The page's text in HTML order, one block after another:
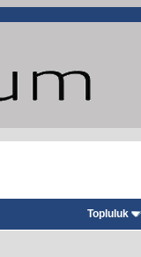
Topluluk